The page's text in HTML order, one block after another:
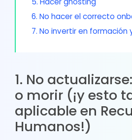
6. No hacer el correcto
7. No invertir en formación
1. No
o morir (¡y esto
aplicable en
Humanos!)